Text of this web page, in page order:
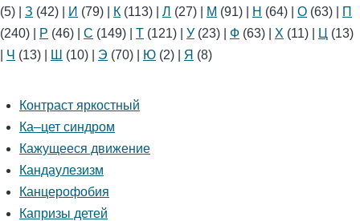
(5)
З (42) И (79) К (113) Л (27) М (91) Н (64) О (63)
П
(240)
Р (46) С (149) Т (121) У (23) Ф (63) Х (11) Ц (13)
Ч (13) Ш (10) Э (70) Ю (2) Я (8)
Кoнтраст яркостный
Ка–цет синдром
Кажущееся движение
Кандаулезизм
Канцерофобия
Капризы детей